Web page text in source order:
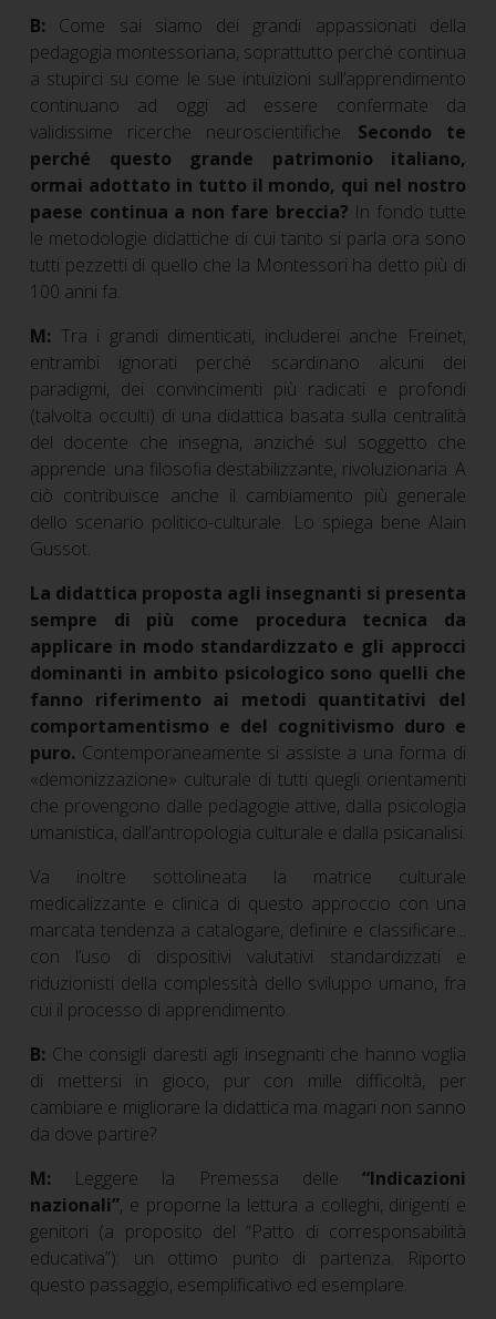
B: Come sai siamo dei grandi appassionati della
pedagogia montessoriana, soprattutto perché continua
a stupirci su come le sue intuizioni sull’apprendimento
continuano ad oggi ad essere confermate da
validissime ricerche neuroscientifiche. Secondo te
perché questo grande patrimonio italiano,
ormai adottato in tutto il mondo, qui nel nostro
paese continua a non fare breccia? In fondo tutte
le metodologie didattiche di cui tanto si parla ora sono
tutti pezzetti di quello che la Montessori ha detto più di
100 anni fa.
M: Tra i grandi dimenticati, includerei anche Freinet,
entrambi ignorati perché scardinano alcuni dei
paradigmi, dei convincimenti più radicati e profondi
(talvolta occulti) di una didattica basata sulla centralità
del docente che insegna, anziché sul soggetto che
apprende: una filosofia destabilizzante, rivoluzionaria. A
ciò contribuisce anche il cambiamento più generale
dello scenario politico-culturale. Lo spiega bene Alain
Gussot.
La didattica proposta agli insegnanti si presenta
sempre di più come procedura tecnica da
applicare in modo standardizzato e gli approcci
dominanti in ambito psicologico sono quelli che
fanno riferimento ai metodi quantitativi del
comportamentismo e del cognitivismo duro e
puro. Contemporaneamente si assiste a una forma di
«demonizzazione» culturale di tutti quegli orientamenti
che provengono dalle pedagogie attive, dalla psicologia
umanistica, dall’antropologia culturale e dalla psicanalisi.
Va inoltre sottolineata la matrice culturale
medicalizzante e clinica di questo approccio con una
marcata tendenza a catalogare, definire e classificare...
con l’uso di dispositivi valutativi standardizzati e
riduzionisti della complessità dello sviluppo umano, fra
cui il processo di apprendimento.
B: Che consigli daresti agli insegnanti che hanno voglia
di mettersi in gioco, pur con mille difficoltà, per
cambiare e migliorare la didattica ma magari non sanno
da dove partire?
M: Leggere la Premessa delle “Indicazioni
nazionali”, e proporne la lettura a colleghi, dirigenti e
genitori (a proposito del “Patto di corresponsabilità
educativa”): un ottimo punto di partenza. Riporto
questo passaggio, esemplificativo ed esemplare.